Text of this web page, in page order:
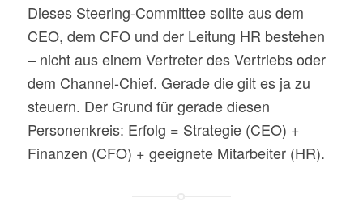
Dieses Steering-Committee sollte aus dem
CEO, dem CFO und der Leitung HR bestehen
– nicht aus einem Vertreter des Vertriebs oder
dem Channel-Chief. Gerade die gilt es ja zu
steuern. Der Grund für gerade diesen
Personenkreis: Erfolg = Strategie (CEO) +
Finanzen (CFO) + geeignete Mitarbeiter (HR).